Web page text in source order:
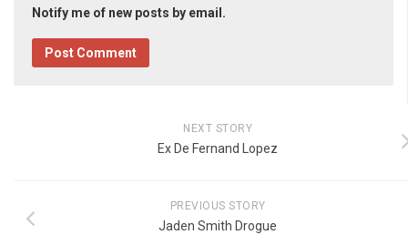
Notify me of new posts by email.
NEXT STORY
Ex De Fernand Lopez
PREVIOUS STORY
Jaden Smith Drogue